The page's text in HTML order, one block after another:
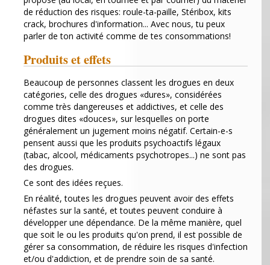
de réduction des risques: roule-ta-paille, Stéribox, kits
crack, brochures d'information... Avec nous, tu peux
parler de ton activité comme de tes consommations!
Produits et effets
Beaucoup de personnes classent les drogues en deux
catégories, celle des drogues «dures», considérées
comme très dangereuses et addictives, et celle des
drogues dites «douces», sur lesquelles on porte
généralement un jugement moins négatif. Certain-e-s
pensent aussi que les produits psychoactifs légaux
(tabac, alcool, médicaments psychotropes...) ne sont pas
des drogues.
Ce sont des idées reçues.
En réalité, toutes les drogues peuvent avoir des effets
néfastes sur la santé, et toutes peuvent conduire à
développer une dépendance. De la même manière, quel
que soit le ou les produits qu'on prend, il est possible de
gérer sa consommation, de réduire les risques d'infection
et/ou d'addiction, et de prendre soin de sa santé.